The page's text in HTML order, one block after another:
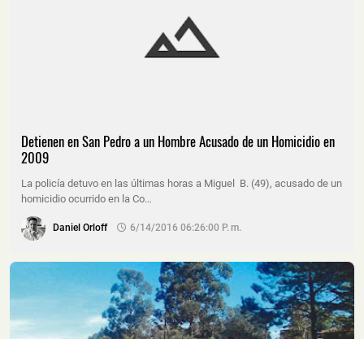
Detienen en San Pedro a un Hombre Acusado de un Homicidio en
2009
La policía detuvo en las últimas horas a Miguel B. (49), acusado de un
homicidio ocurrido en la Co…
Daniel Orloff 6/14/2016 06:26:00 P. M.